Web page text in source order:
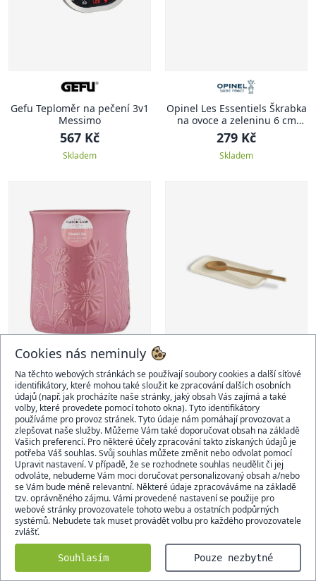
Gefu Teploměr na pečení 3v1
Messimo
567 Kč
Skladem
Opinel Les Essentiels Škrabka
na ovoce a zeleninu 6 cm
červená
279 Kč
Skladem
Mason Cash In The Meadow
Skladovací nádoba, růžová
522 Kč
Skladem
Emile Henry Odkladačka na
vařečku, slonová kost
690 Kč
Skladem
Cookies nás neminuly
Na těchto webových stránkách se používají soubory cookies a další síťové
identifikátory, které mohou také sloužit ke zpracování dalších osobních
údajů (např. jak procházíte naše stránky, jaký obsah Vás zajímá a také
volby, které provedete pomocí tohoto okna). Tyto identifikátory
používáme pro provoz stránek. Tyto údaje nám pomáhají provozovat a
zlepšovat naše služby. Můžeme Vám také doporučovat obsah na základě
Vašich preferencí. Pro některé účely zpracování takto získaných údajů je
potřeba Váš souhlas. Svůj souhlas můžete změnit nebo odvolat pomocí
Upravit nastavení. V případě, že se rozhodnete souhlas neudělit či jej
odvoláte, nebudeme Vám moci doručovat personalizovaný obsah a/nebo
se Vám bude méně relevantní. Některé údaje zpracováváme na základě
tzv. oprávněného zájmu. Vámi provedené nastavení se použije pro
webové stránky provozovatele tohoto webu a ostatních podpůrných
systémů. Nebudete tak muset provádět volbu pro každého provozovatele
zvlášť.
Souhlasím Pouze nezbytné